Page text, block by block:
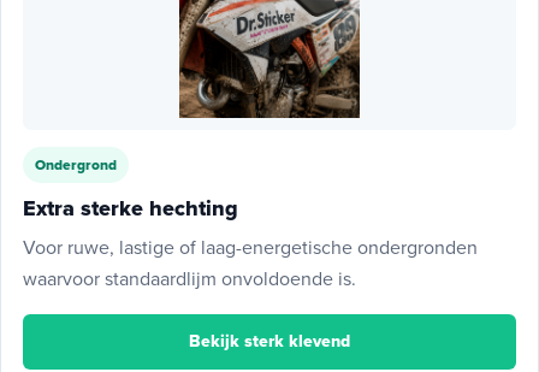
Ondergrond
Extra sterke hechting
Voor ruwe, lastige of laag-energetische ondergronden
waarvoor standaardlijm onvoldoende is.
Bekijk sterk klevend